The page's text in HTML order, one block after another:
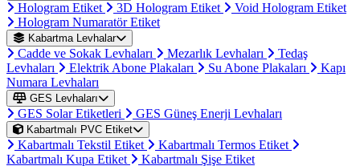
Hologram Etiket 3D Hologram Etiket
Void Hologram Etiket
Hologram Numaratör Etiket
Kabartma Levhalar
Cadde ve Sokak Levhaları Mezarlık Levhaları
Tedaş
Levhaları
Elektrik Abone Plakaları Su Abone Plakaları
Kapı
Numara Levhaları
GES Levhaları
GES Solar Etiketleri GES Güneş Enerji Levhaları
Kabartmalı PVC Etiket
Kabartmalı Tekstil Etiket
Kabartmalı Termos Etiket
Kabartmalı Kupa Etiket
Kabartmalı Şişe Etiket